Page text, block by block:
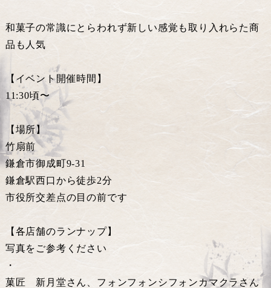
和菓子の常識にとらわれず新しい感覚も取り入れらた商
品も人気
【イベント開催時間】
11:30頃〜
【場所】
竹扇前
鎌倉市御成町9-31
鎌倉駅西口から徒歩2分
市役所交差点の目の前です
【各店舗のランナップ】
写真をご参考ください
・
菓匠 新月堂さん、フォンフォンシフォンカマクラさん